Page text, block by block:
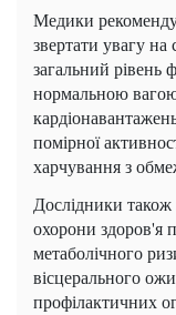
Медики
звертати увагу на
загальний рівень
нормальною
помірної
харчування з
Дослідники також
охорони здоров'я
метаболічного
вісцерального
профілактичних